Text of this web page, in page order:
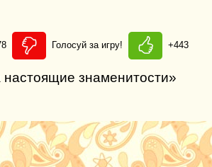
Голосуй за игру! +443
знаменитости»